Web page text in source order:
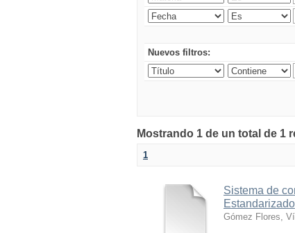
Nuevos filtros:
Mostrando 1 de un total de 1
1
Sistema de
Estandarizado
Gómez Flores,